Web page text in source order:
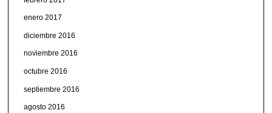
enero 2017
diciembre 2016
noviembre 2016
octubre 2016
septiembre 2016
agosto 2016